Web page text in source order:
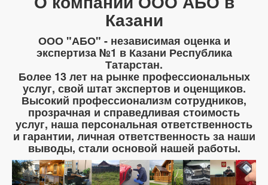
Казани
ООО "АБО" - независимая оценка и
экспертиза №1 в Казани Республика
Татарстан.
Более 13 лет на рынке профессиональных
услуг, свой штат экспертов и оценщиков.
Высокий профессионализм сотрудников,
прозрачная и справедливая стоимость
услуг, наша персональная ответственность
и гарантии, личная ответственность за наши
выводы, стали основой нашей работы.